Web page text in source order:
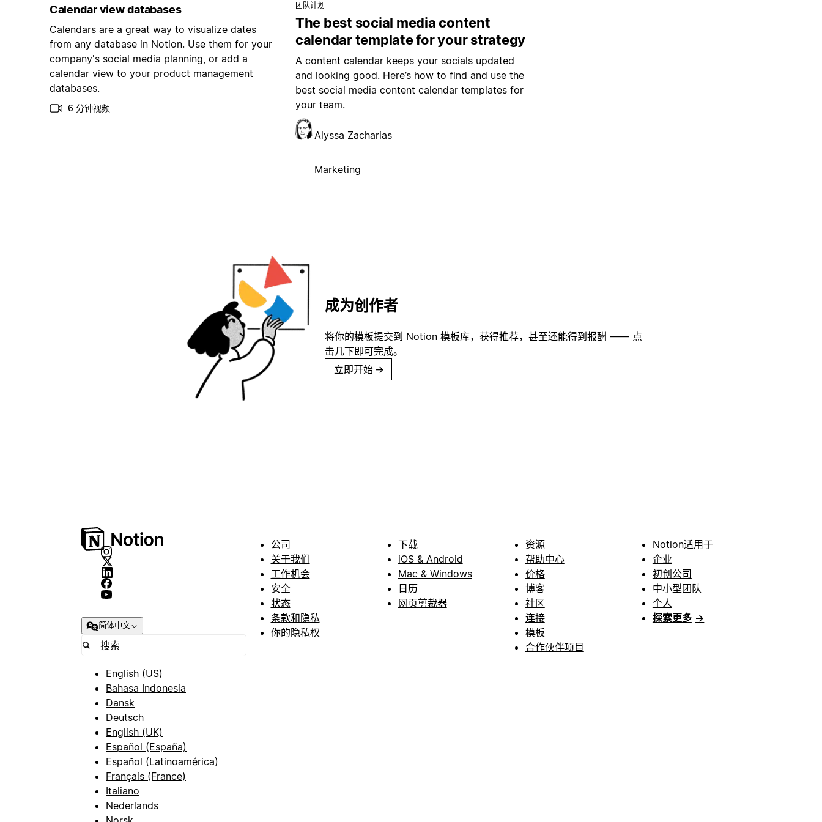
Calendar view databases
Calendars are a great way to visualize dates
from any database in Notion. Use them for your
company's social media planning, or add a
calendar view to your product management
databases.
6 分钟视频
团队计划
The best social media content
calendar template for your strategy
A content calendar keeps your socials updated
and looking good. Here’s how to find and use the
best social media content calendar templates for
your team.
Alyssa Zacharias
Marketing
成为创作者
将你的模板提交到 Notion 模板库，获得推荐，甚至还能得到报酬 —— 点
击几下即可完成。
立即开始 →
简体中文
English (US)
Bahasa Indonesia
Dansk
Deutsch
English (UK)
Español (España)
Español (Latinoamérica)
Français (France)
Italiano
Nederlands
公司
关于我们
工作机会
安全
状态
条款和隐私
你的隐私权
下载
iOS & Android
Mac & Windows
日历
网页剪裁器
资源
帮助中心
价格
博客
社区
连接
模板
合作伙伴项目
Notion适用于
企业
初创公司
中小型团队
个人
探索更多 →